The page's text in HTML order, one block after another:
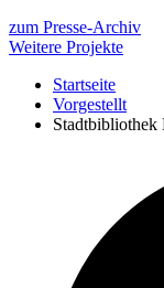
zum Presse-Archiv
Weitere Projekte
Startseite
Vorgestellt
Stadtbibliothek